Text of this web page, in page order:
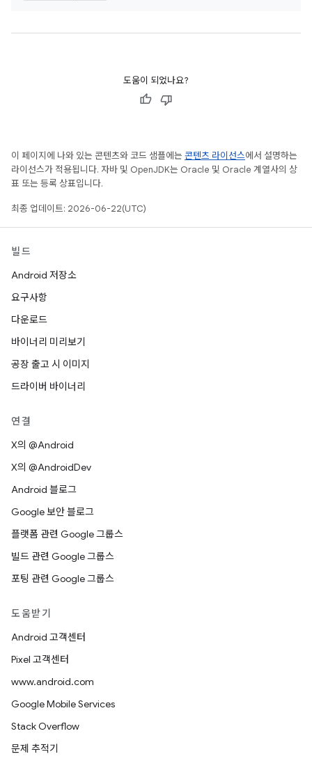
도움이 되었나요?
이 페이지에 나와 있는 콘텐츠와 코드 샘플에는 콘텐츠 라이선스에서 설명하는
라이선스가 적용됩니다. 자바 및 OpenJDK는 Oracle 및 Oracle 계열사의 상
표 또는 등록 상표입니다.
최종 업데이트: 2026-06-22(UTC)
빌드
Android 저장소
요구사항
다운로드
바이너리 미리보기
공장 출고 시 이미지
드라이버 바이너리
연결
X의 @Android
X의 @AndroidDev
Android 블로그
Google 보안 블로그
플랫폼 관련 Google 그룹스
빌드 관련 Google 그룹스
포팅 관련 Google 그룹스
도움받기
Android 고객센터
Pixel 고객센터
www.android.com
Google Mobile Services
Stack Overflow
문제 추적기